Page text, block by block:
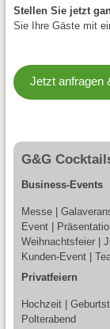
Stellen Sie jetzt
Sie Ihre Gäste mit
Jetzt anfragen
G&G
Business-Events
Messe |
Event |
Weihnachtsfeier |
Kunden-Event |
Privatfeiern
Hochzeit |
Polterabend